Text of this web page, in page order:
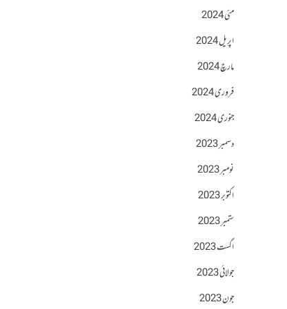
مئی 2024
اپریل 2024
مارچ 2024
فروری 2024
جنوری 2024
دسمبر 2023
نومبر 2023
اکتوبر 2023
ستمبر 2023
اگست 2023
جولائی 2023
جون 2023